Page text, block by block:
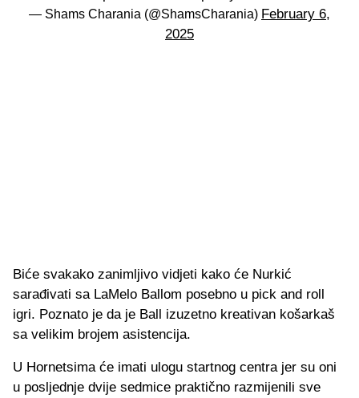
— Shams Charania (@ShamsCharania) February 6,
2025
Biće svakako zanimljivo vidjeti kako će Nurkić
sarađivati sa LaMelo Ballom posebno u pick and roll
igri. Poznato je da je Ball izuzetno kreativan košarkaš
sa velikim brojem asistencija.
U Hornetsima će imati ulogu startnog centra jer su oni
u posljednje dvije sedmice praktično razmijenili sve